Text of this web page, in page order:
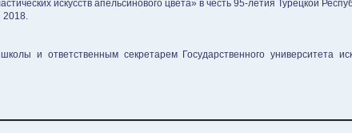
искусств апельсинового цвета» в честь 95-летия Турецкой
2018.
и ответственным секретарем Государственного университета